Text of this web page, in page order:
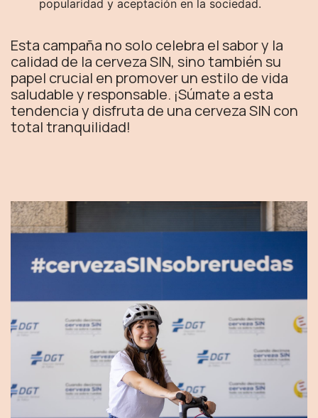
popularidad y aceptación en la sociedad.
Esta campaña no solo celebra el sabor y la
calidad de la cerveza SIN, sino también su
papel crucial en promover un estilo de vida
saludable y responsable. ¡Súmate a esta
tendencia y disfruta de una cerveza SIN con
total tranquilidad!